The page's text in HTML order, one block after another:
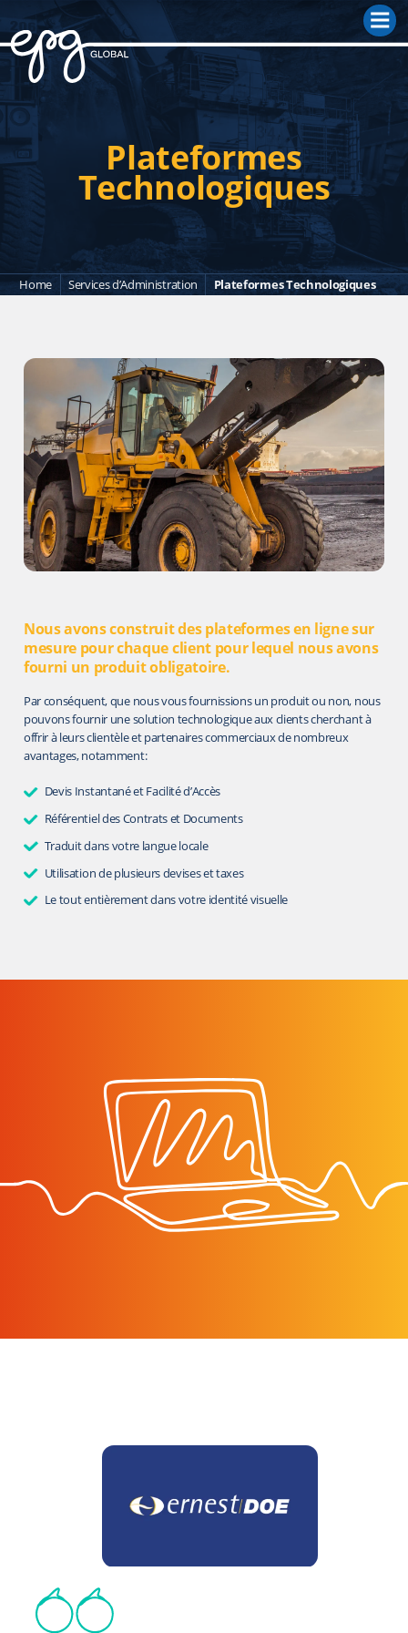
Plateformes
Technologiques
Home Services d’Administration Plateformes Technologiques
Nous avons construit des plateformes en ligne sur
mesure pour chaque client pour lequel nous avons
fourni un produit obligatoire.
Par conséquent, que nous vous fournissions un produit ou non, nous
pouvons fournir une solution technologique aux clients cherchant à
offrir à leurs clientèle et partenaires commerciaux de nombreux
avantages, notamment:
Devis Instantané et Facilité d’Accès
Référentiel des Contrats et Documents
Traduit dans votre langue locale
Utilisation de plusieurs devises et taxes
Le tout entièrement dans votre identité visuelle